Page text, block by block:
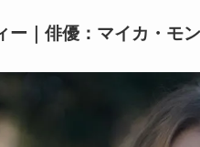
ー｜俳優：マイカ・モ